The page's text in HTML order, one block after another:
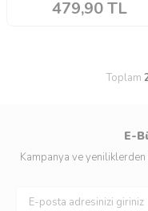
479,90TL
Toplam
E-
Kampanya ve